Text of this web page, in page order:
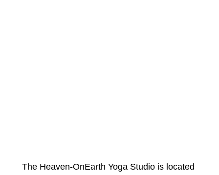
The Heaven-OnEarth Yoga Studio is located